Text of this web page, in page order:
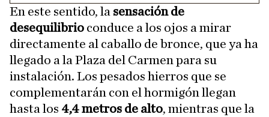
En este sentido, la sensación de
desequilibrio conduce a los ojos a mirar
directamente al caballo de bronce, que ya ha
llegado a la Plaza del Carmen para su
instalación. Los pesados hierros que se
complementarán con el hormigón llegan
hasta los 4,4 metros de alto, mientras que la